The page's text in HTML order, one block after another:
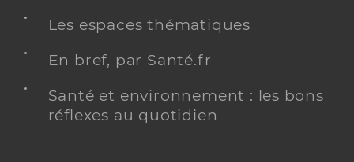
Les espaces thématiques
En bref, par Santé.fr
Santé et environnement : les bons
réflexes au quotidien